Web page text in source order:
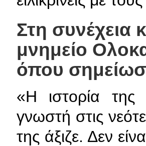
Στη συνέχεια
μνημείο
όπου
«Η ιστορία της
γνωστή στις
της άξιζε. Δεν